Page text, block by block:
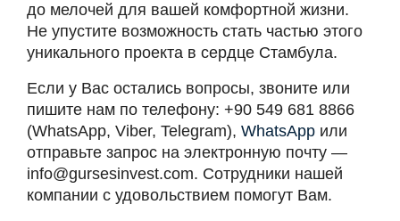
до мелочей для вашей комфортной жизни.
Не упустите возможность стать частью этого
уникального проекта в сердце Стамбула.
Если у Вас остались вопросы, звоните или
пишите нам по телефону: +90 549 681 8866
(WhatsApp, Viber, Telegram), WhatsApp или
отправьте запрос на электронную почту —
info@gursesinvest.com. Сотрудники нашей
компании с удовольствием помогут Вам.